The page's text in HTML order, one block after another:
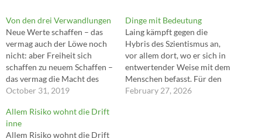
Von den drei Verwandlungen
Neue Werte schaffen – das
vermag auch der Löwe noch
nicht: aber Freiheit sich
schaffen zu neuem Schaffen –
das vermag die Macht des
Löwen. ---Zarathustra
October 31, 2019
Dinge mit Bedeutung
Laing kämpft gegen die
Hybris des Szientismus an,
vor allem dort, wo er sich in
entwertender Weise mit dem
Menschen befasst. Für den
Szientisten ist der Mensch
February 27, 2026
Allem Risiko wohnt die Drift
inne
Allem Risiko wohnt die Drift